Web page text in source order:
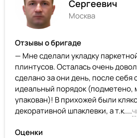
Сергеевич
Москва
Отзывы о бригаде
— Мне сделали укладку
плинтусов. Осталась очень
сделано за они день, после себя
идеальный порядок (подметено,
упакован)! В прихожей были
декоративной шпаклевки, а т.к....
Оценки